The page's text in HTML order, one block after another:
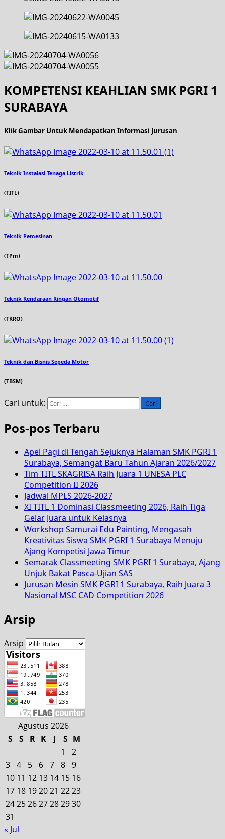
KOMPETENSI KEAHLIAN SMK PGRI 1
SURABAYA
Klik Gambar Untuk Mendapatkan Informasi Jurusan
Teknik Instalasi Tenaga Listrik
(TITL)
Teknik Pemesinan
(TPm)
Teknik Kendaraan Ringan Otomotif
(TKRO)
Teknik dan Bisnis Sepeda Motor
(TBSM)
Cari untuk:
Pos-pos Terbaru
Apel Pagi di Tengah Sejuknya Halaman SMK PGRI 1
Surabaya, Semangat Baru Tahun Ajaran 2026/2027
Tim TITL SKAGRISA Raih Juara 1 UNESA PLC
Competition II 2026
Jadwal MPLS 2026-2027
XI TITL 1 Dominasi Classmeeting 2026, Raih Tiga
Gelar Juara untuk Kelasnya
Workshop Samurai Edu Painting, Mengasah
Kreativitas Siswa SMK PGRI 1 Surabaya Menuju
Ajang Kompetisi Jawa Timur
Semarak Classmeeting SMK PGRI 1 Surabaya, Ajang
Unjuk Bakat Pasca-Ujian SAS
Jurusan Mesin SMK PGRI 1 Surabaya, Raih Juara 3
Nasional MSC CAD Competition 2026
Arsip
Arsip
Agustus 2026
S
S R K J S M
1
2
3 4 5 6 7 8 9
10 11 12 13 14 15 16
17 18 192021 2223
24252627282930
31
« Jul